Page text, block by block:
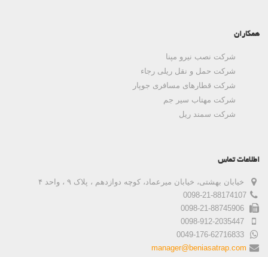
همکاران
شرکت نصب نیرو مپنا
شرکت حمل و نقل ریلی رجاء
شرکت قطارهای مسافری جوپار
شرکت مهتاب سیر جم
شرکت سمند ریل
اطلاعات تماس
خیابان بهشتی، خیابان میرعماد، کوچه دوازدهم ، پلاک ۹ ، واحد ۴
0098-21-88174107
manager@beniasatrap.com